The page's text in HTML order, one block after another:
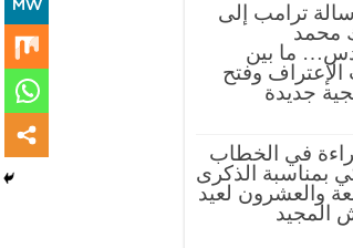
ترامب إلى
محمد
ما بين
الإعتراف وفتح
جديدة
في الخطاب
بمناسبة الذكرى
والعشرون لعيد
المجيد